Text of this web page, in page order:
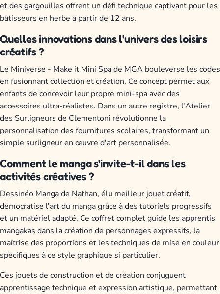
et des gargouilles offrent un défi technique captivant pour les
bâtisseurs en herbe à partir de 12 ans.
Quelles innovations dans l'univers des loisirs
créatifs ?
Le Miniverse - Make it Mini Spa de MGA bouleverse les codes
en fusionnant collection et création. Ce concept permet aux
enfants de concevoir leur propre mini-spa avec des
accessoires ultra-réalistes. Dans un autre registre, l'Atelier
des Surligneurs de Clementoni révolutionne la
personnalisation des fournitures scolaires, transformant un
simple surligneur en œuvre d'art personnalisée.
Comment le manga s'invite-t-il dans les
activités créatives ?
Dessinéo Manga de Nathan, élu meilleur jouet créatif,
démocratise l'art du manga grâce à des tutoriels progressifs
et un matériel adapté. Ce coffret complet guide les apprentis
mangakas dans la création de personnages expressifs, la
maîtrise des proportions et les techniques de mise en couleur
spécifiques à ce style graphique si particulier.
Ces jouets de construction et de création conjuguent
apprentissage technique et expression artistique, permettant